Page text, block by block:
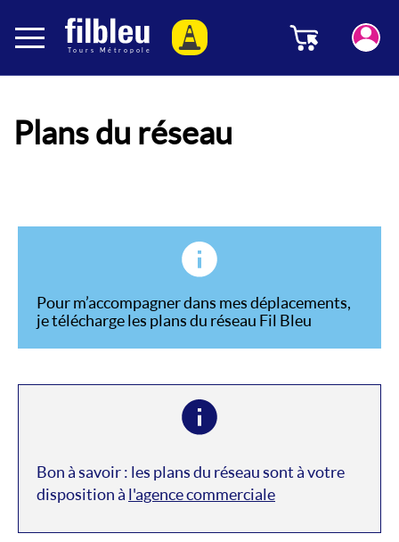
Plans du réseau
Pour m’accompagner dans mes déplacements,
je télécharge les plans du réseau Fil Bleu
Bon à savoir : les plans du réseau sont à votre
disposition à l'agence commerciale